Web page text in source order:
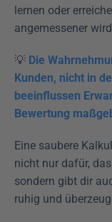
lernen oder
angemessener
💡 Die
Kunden, nicht in
beeinflussen
Bewertung
Eine saubere
nicht nur dafür,
sondern gibt dir
ruhig und